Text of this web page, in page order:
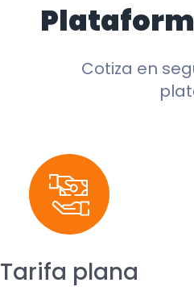
Cotiza en
Tarifa plana